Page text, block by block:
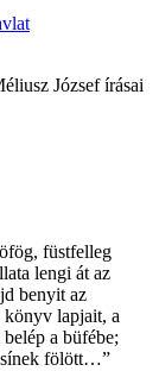
József írásai
füstfelleg
lengi át az
benyit az
könyv lapjait, a
a büfébe;
sínek fölött…”